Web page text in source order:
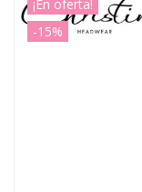
¡En oferta!
-15%